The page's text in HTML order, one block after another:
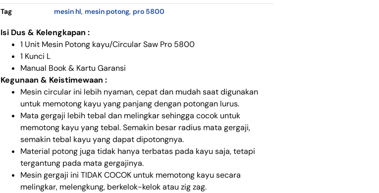
Tag
mesin hl, mesin potong, pro 5800
Isi Dus & Kelengkapan :
1 Unit Mesin Potong kayu/Circular Saw Pro 5800
1 Kunci L
Manual Book & Kartu Garansi
Kegunaan & Keistimewaan :
Mesin circular ini lebih nyaman, cepat dan mudah saat digunakan
untuk memotong kayu yang panjang dengan potongan lurus.
Mata gergaji lebih tebal dan melingkar sehingga cocok untuk
memotong kayu yang tebal. Semakin besar radius mata gergaji,
semakin tebal kayu yang dapat dipotongnya.
Material potong juga tidak hanya terbatas pada kayu saja, tetapi
tergantung pada mata gergajinya.
Mesin gergaji ini TIDAK COCOK untuk memotong kayu secara
melingkar, melengkung, berkelok-kelok atau zig zag.